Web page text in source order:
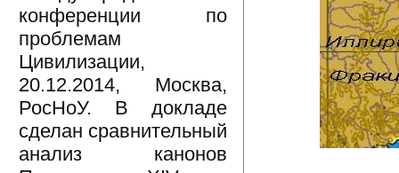
конференции по
проблемам
Цивилизации,
20.12.2014, Москва,
РосНоУ. В докладе
сделан сравнительный
анализ канонов